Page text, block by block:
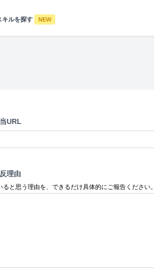
キルを探す NEW
URL
理由
ると思う理由を、できるだけ具体的にご報告ください。